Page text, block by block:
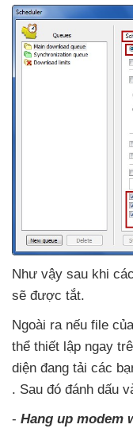
Như vậy sau khi
sẽ được tắt.
Ngoài ra nếu file
thể thiết lập ngay
diện đang tải các
. Sau đó đánh dấu
- Hang up modem